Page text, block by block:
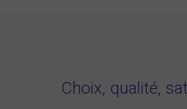
Choix, qualité,